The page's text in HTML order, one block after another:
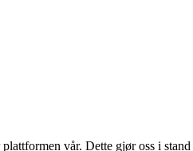
vår. Dette gjør oss i